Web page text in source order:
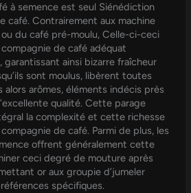
à semence est seul Siénédiction
café. Contrairement aux machine
du café pré-moulu, Celle-ci-ceci
de café adéquat
garantissant ainsi bizarre fraîcheur
sont moulus, libèrent toutes
alors arômes, éléments indécis près
qualité. Cette parage
la complexité et cette richesse
de café. Parmi de plus, les
offrent généralement cette
ceci degré de mouture après
or aux groupie d’jumeler
spécifiques.